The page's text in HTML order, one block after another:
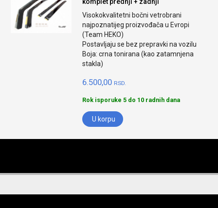
Visokokvalitetni bočni vetrobrani
najpoznatijeg proizvođača u Evropi
(Team HEKO)
Postavljaju se bez prepravki na vozilu
Boja: crna tonirana (kao zatamnjena
stakla)
6.500,00 RSD.
Rok isporuke 5 do 10 radnih dana
U korpu